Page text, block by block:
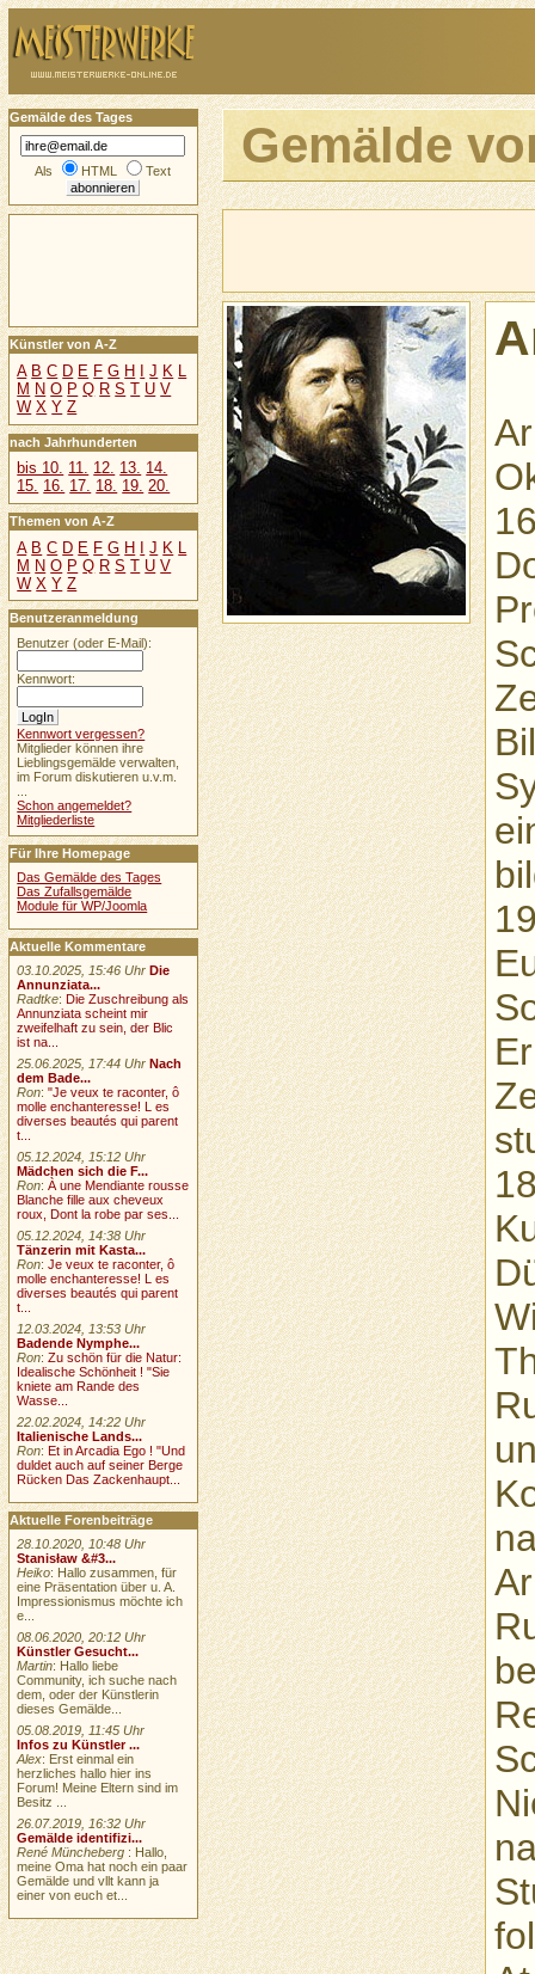
Gemälde
Gemälde des Tages
Als HTML Text
Künstler von A-Z
A B C D E F G H J K L
M N O P Q R S T U V
W X Y Z
nach Jahrhunderten
bis 10. 11. 12. 13. 14.
15. 16. 17. 18. 19. 20.
Themen von A-Z
A B C D E F G H I J K L
M N O P Q R S T U V
W X Y Z
Benutzeranmeldung
Benutzer (oder E-Mail):
Kennwort:
Kennwort vergessen?
Mitglieder können ihre
Lieblingsgemälde verwalten,
im Forum diskutieren u.v.m.
Schon angemeldet?
Mitgliederliste
Für Ihre Homepage
Das Gemälde des Tages
Das Zufallsgemälde
Module für WP/Joomla
Aktuelle Kommentare
03.10.2025, 15:46 Uhr Die
Annunziata...
Radtke: Die Zuschreibung als
Annunziata scheint mir
zweifelhaft zu sein, der Blic
ist na...
25.06.2025, 17:44 Uhr Nach
dem Bade...
Ron:"Je veux te raconter, ô
molle enchanteresse! L es
diverses beautés qui parent
t...
05.12.2024, 15:12 Uhr
Mädchen sich die F...
Ron:À une Mendiante rousse
Blanche fille aux cheveux
roux, Dont la robe par ses...
05.12.2024, 14:38 Uhr
Tänzerin mit Kasta...
Ron:Je veux te raconter, ô
molle enchanteresse! L es
diverses beautés qui parent
t...
12.03.2024, 13:53 Uhr
Badende Nymphe...
Ron:Zu schön für die Natur:
Idealische Schönheit ! "Sie
kniete am Rande des
Wasse...
22.02.2024, 14:22 Uhr
Italienische Lands...
Ron:Et in Arcadia Ego ! "Und
duldet auch auf seiner Berge
Rücken Das Zackenhaupt...
Aktuelle Forenbeiträge
28.10.2020, 10:48 Uhr
Stanisław &#3...
Heiko: Hallo zusammen, für
eine Präsentation über u. A.
Impressionismus möchte ich
e...
08.06.2020, 20:12 Uhr
Künstler Gesucht...
Martin: Hallo liebe
Community, ich suche nach
dem, oder der Künstlerin
dieses Gemälde...
05.08.2019, 11:45 Uhr
Infos zu Künstler ...
Alex: Erst einmal ein
herzliches hallo hier ins
Forum! Meine Eltern sind im
Besitz ...
26.07.2019, 16:32 Uhr
Gemälde identifizi...
René Müncheberg : Hallo,
meine Oma hat noch ein paar
Gemälde und vllt kann ja
einer von euch et...